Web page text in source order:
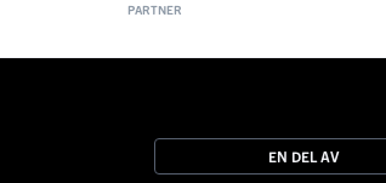
PARTNER
EN DEL AV